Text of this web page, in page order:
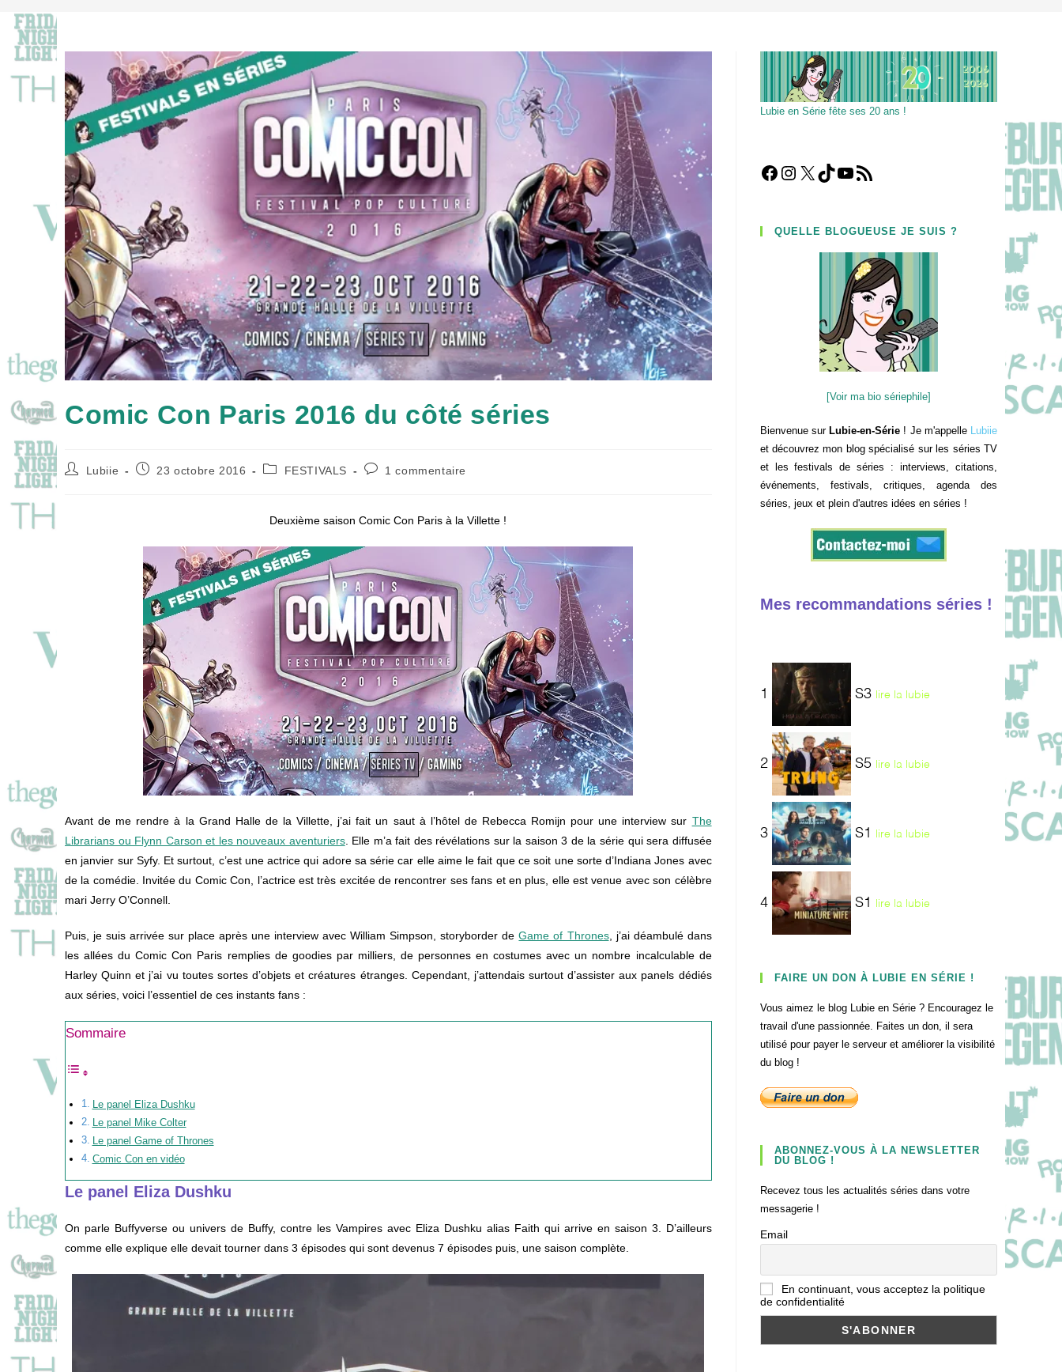
Comic Con Paris 2016 du côté séries
Auteur/autrice
Lubiie
Publication
23 octobre 2016
PostFESTIVALS
Commentaires
1 commentaire
Deuxième saison Comic Con Paris à la Villette !
Avant de me rendre à la Grand Halle de la Villette, j’ai fait un saut à l’hôtel de Rebecca Romijn pour une interview sur The
Librarians ou Flynn Carson et les nouveaux aventuriers. Elle m’a fait des révélations sur la saison 3 de la série qui sera diffusée
en janvier sur Syfy. Et surtout, c’est une actrice qui adore sa série car elle aime le fait que ce soit une sorte d’Indiana Jones avec
de la comédie. Invitée du Comic Con, l’actrice est très excitée de rencontrer ses fans et en plus, elle est venue avec son célèbre
mari Jerry O’Connell.
Puis, je suis arrivée sur place après une interview avec William Simpson, storyborder deGame of Thrones, j’ai déambulé dans
les allées du Comic Con Paris remplies de goodies par milliers, de personnes en costumes avec un nombre incalculable de
Harley Quinn et j’ai vu toutes sortes d’objets et créatures étranges. Cependant, j’attendais surtout d’assister aux panels dédiés
aux séries, voici l’essentiel de ces instants fans :
Sommaire
Le panel Eliza Dushku
Le panel Mike Colter
Le panel Game of Thrones
Comic Con en vidéo
Le panel Eliza Dushku
On parle Buffyverse ou univers de Buffy, contre les Vampires avec Eliza Dushku alias Faith qui arrive en saison 3. D’ailleurs
comme elle explique elle devait tourner dans 3 épisodes qui sont devenus 7 épisodes puis, une saison complète.
Lubie en Série fête ses 20 ans !
Facebook
Instagram
X TikTokYouTube
Flux RSS
QUELLE BLOGUEUSE JE SUIS ?
[Voir ma bio sériephile]
Bienvenue sur Lubie-en-Série ! Je m'appelle Lubiie
et découvrez mon blog spécialisé sur les séries TV
et les festivals de séries : interviews, citations,
événements, festivals, critiques, agenda des
séries, jeux et plein d'autres idées en séries !
Mes recommandations séries !
1 S3 lire la lubie
2 S5 lire la lubie
3 S1 lire la lubie
4 S1 lire la lubie
FAIRE UN DON À LUBIE EN SÉRIE !
Vous aimez le blog Lubie en Série ? Encouragez le
travail d'une passionnée. Faites un don, il sera
utilisé pour payer le serveur et améliorer la visibilité
du blog !
ABONNEZ-VOUS À LA NEWSLETTER
DU BLOG !
Recevez tous les actualités séries dans votre
messagerie !
Email
En continuant, vous acceptez la politique
de confidentialité